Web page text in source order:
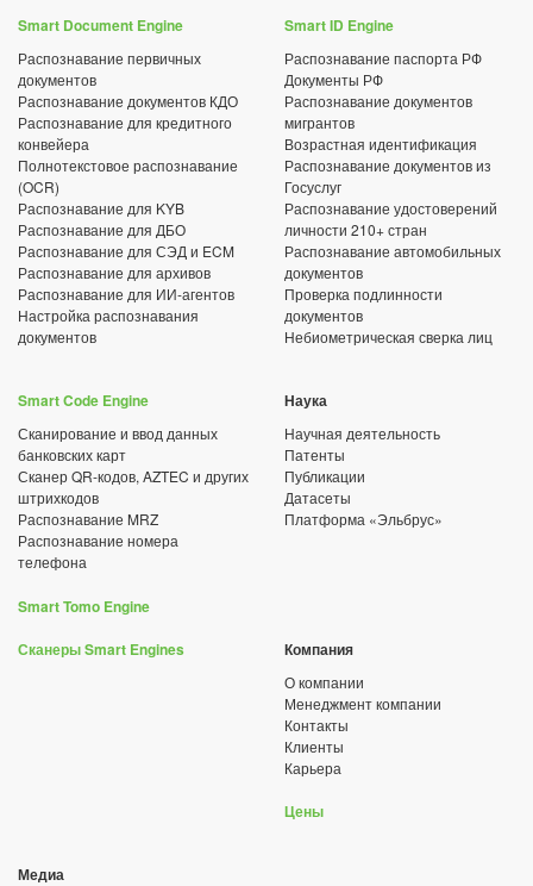
Smart Document Engine
Распознавание первичных
документов
Распознавание документов КДО
Распознавание для кредитного
конвейера
Полнотекстовое распознавание
(OCR)
Распознавание для KYB
Распознавание для ДБО
Распознавание для СЭД и ECM
Распознавание для архивов
Распознавание для ИИ-агентов
Настройка распознавания
документов
Smart ID Engine
Распознавание паспорта РФ
Документы РФ
Распознавание документов
мигрантов
Возрастная идентификация
Распознавание документов из
Госуслуг
Распознавание удостоверений
личности 210+ стран
Распознавание автомобильных
документов
Проверка подлинности
документов
Небиометрическая сверка лиц
Smart Code Engine
Сканирование и ввод данных
банковских карт
Сканер QR-кодов, AZTEC и других
штрихкодов
Распознавание MRZ
Распознавание номера
телефона
Smart Tomo Engine
Сканеры Smart Engines
Наука
Научная деятельность
Патенты
Публикации
Датасеты
Платформа «Эльбрус»
Компания
О компании
Менеджмент компании
Контакты
Клиенты
Карьера
Цены
Медиа